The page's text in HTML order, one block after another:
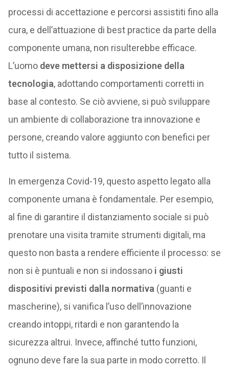
processi di accettazione e percorsi assistiti fino alla
cura, e dell’attuazione di best practice da parte della
componente umana, non risulterebbe efficace.
L’uomo deve mettersi a disposizione della
tecnologia, adottando comportamenti corretti in
base al contesto. Se ciò avviene, si può sviluppare
un ambiente di collaborazione tra innovazione e
persone, creando valore aggiunto con benefici per
tutto il sistema.
In emergenza Covid-19, questo aspetto legato alla
componente umana è fondamentale. Per esempio,
al fine di garantire il distanziamento sociale si può
prenotare una visita tramite strumenti digitali, ma
questo non basta a rendere efficiente il processo: se
non si è puntuali e non si indossanoi giusti
dispositivi previsti dalla normativa (guanti e
mascherine), si vanifica l’uso dell’innovazione
creando intoppi, ritardi e non garantendo la
sicurezza altrui. Invece, affinché tutto funzioni,
ognuno deve fare la sua parte in modo corretto. Il